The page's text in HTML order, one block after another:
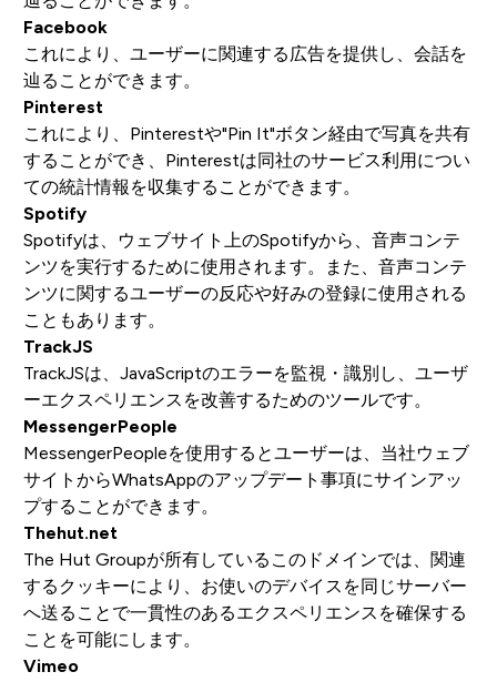
Facebook
これにより、ユーザーに関連する広告を提供し、会話を
辿ることができます。
Pinterest
これにより、Pinterestや"Pin It"ボタン経由で写真を共有
することができ、Pinterestは同社のサービス利用につい
ての統計情報を収集することができます。
Spotify
Spotifyは、ウェブサイト上のSpotifyから、音声コンテ
ンツを実行するために使用されます。また、音声コンテ
ンツに関するユーザーの反応や好みの登録に使用される
こともあります。
TrackJS
TrackJSは、JavaScriptのエラーを監視・識別し、ユーザ
ーエクスペリエンスを改善するためのツールです。
MessengerPeople
MessengerPeopleを使用するとユーザーは、当社ウェブ
サイトからWhatsAppのアップデート事項にサインアッ
プすることができます。
Thehut.net
The Hut Groupが所有しているこのドメインでは、関連
するクッキーにより、お使いのデバイスを同じサーバー
へ送ることで一貫性のあるエクスペリエンスを確保する
ことを可能にします。
Vimeo